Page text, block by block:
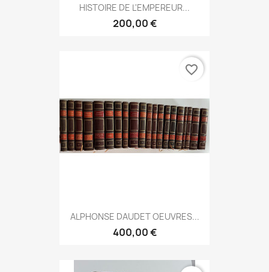
HISTOIRE DE L'EMPEREUR...
200,00 €
ALPHONSE DAUDET OEUVRES...
400,00 €
favorite_border